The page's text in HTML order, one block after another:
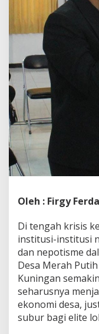
Oleh : Firgy
Di tengah krisis
institusi-institusi
dan nepotisme
Desa Merah
Kuningan
seharusnya
ekonomi desa,
subur bagi elite